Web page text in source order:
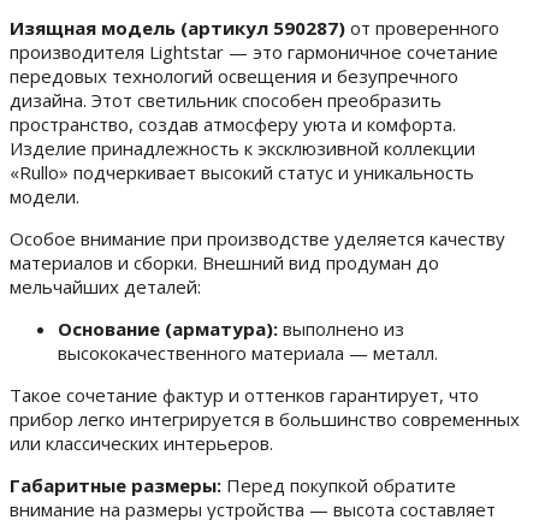
Изящная модель (артикул 590287) от проверенного
производителя Lightstar — это гармоничное сочетание
передовых технологий освещения и безупречного
дизайна. Этот светильник способен преобразить
пространство, создав атмосферу уюта и комфорта.
Изделие принадлежность к эксклюзивной коллекции
«Rullo» подчеркивает высокий статус и уникальность
модели.
Особое внимание при производстве уделяется качеству
материалов и сборки. Внешний вид продуман до
мельчайших деталей:
Основание (арматура): выполнено из
высококачественного материала — металл.
Такое сочетание фактур и оттенков гарантирует, что
прибор легко интегрируется в большинство современных
или классических интерьеров.
Габаритные размеры: Перед покупкой обратите
внимание на размеры устройства — высота составляет